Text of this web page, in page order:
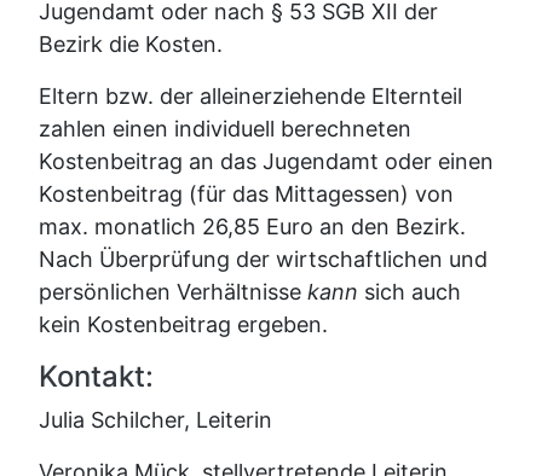
Jugendamt oder nach § 53 SGB XII der
Bezirk die Kosten.
Eltern bzw. der alleinerziehende Elternteil
zahlen einen individuell berechneten
Kostenbeitrag an das Jugendamt oder einen
Kostenbeitrag (für das Mittagessen) von
max. monatlich 26,85 Euro an den Bezirk.
Nach Überprüfung der wirtschaftlichen und
persönlichen Verhältnisse kann sich auch
kein Kostenbeitrag ergeben.
Kontakt:
Julia Schilcher, Leiterin